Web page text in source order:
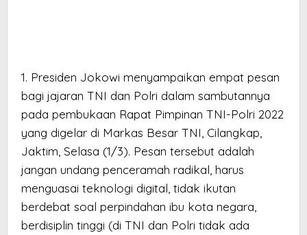
1. Presiden Jokowi menyampaikan empat pesan
bagi jajaran TNI dan Polri dalam sambutannya
pada pembukaan Rapat Pimpinan TNI-Polri 2022
yang digelar di Markas Besar TNI, Cilangkap,
Jaktim, Selasa (1/3). Pesan tersebut adalah
jangan undang penceramah radikal, harus
menguasai teknologi digital, tidak ikutan
berdebat soal perpindahan ibu kota negara,
berdisiplin tinggi (di TNI dan Polri tidak ada